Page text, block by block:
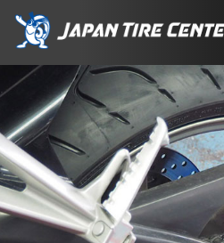
取扱商品
会社概要
工賃・サービスについて